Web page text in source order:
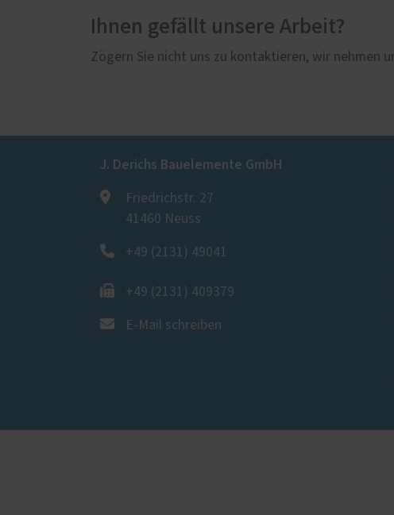
Ihnen gefällt unsere Arbeit?
Zögern Sie nicht uns zu kontaktieren, wir nehmen
J. Derichs Bauelemente GmbH
Friedrichstr. 27
41460 Neuss
+49 (2131) 49041
+49 (2131) 409379
E-Mail schreiben